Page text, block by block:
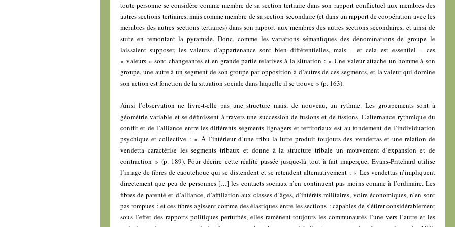
toute personne se considère comme membre de sa section tertiaire dans son rapport conflictuel aux membres des
autres sections tertiaires, mais comme membre de sa section secondaire (et dans un rapport de coopération avec les
membres des autres sections tertiaires) dans son rapport aux membres des autres sections secondaires, et ainsi de
suite en remontant la pyramide. Donc, comme les variations sémantiques des dénominations de groupe le
laissaient supposer, les valeurs d’appartenance sont bien différentielles, mais – et cela est essentiel – ces
« valeurs » sont changeantes et en grande partie relatives à la situation : « Une valeur attache un homme à son
groupe, une autre à un segment de son groupe par opposition à d’autres de ces segments, et la valeur qui domine
son action est fonction de la situation sociale dans laquelle il se trouve » (p. 163).
Ainsi l’observation ne livre-t-elle pas une structure mais, de nouveau, un rythme. Les groupements sont à
géométrie variable et se définissent à travers une succession de fusions et de fissions. L’alternance rythmique du
conflit et de l’alliance entre les différents segments lignagers et territoriaux est au fondement de l’individuation
psychique et collective : « À l’intérieur d’une tribu la lutte produit toujours des vendettas et une relation de
vendetta caractérise les segments tribaux et donne à la structure tribale un mouvement d’expansion et de
contraction » (p. 189). Pour décrire cette réalité passée jusque-là tout à fait inaperçue, Evans-Pritchard utilise
l’image de fibres de caoutchouc qui se distendent et se retendent alternativement : « Les vendettas n’impliquent
directement que peu de personnes […] les contacts sociaux n’en continuent pas moins comme à l’ordinaire. Les
fibres de parenté et d’alliance, d’affiliation aux classes d’âges, d’intérêts militaires, voire économiques, n’en sont
pas rompues ; et ces fibres agissent comme des élastiques entre les sections : capables de s’étirer considérablement
sous l’effet des rapports politiques perturbés, elles ramènent toujours les communautés l’une vers l’autre et les